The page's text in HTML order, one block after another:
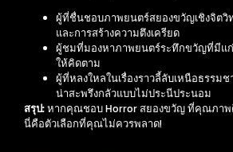
ผู้ที่ชื่นชอบภาพยนตร์สยองขวัญเชิงจิตวิ
และการสร้างความตึงเครียด
ผู้ชมที่มองหาภาพยนตร์ระทึกขวัญที่มีแก่
ให้คิดตาม
ผู้ที่หลงใหลในเรื่องราวลี้ลับเหนือธรรม
น่าสะพรึงกลัวแบบไม่ประนีประนอม
สรุป:หากคุณชอบ Horror สยองขวัญ ที่คุณภาพ
นี่คือตัวเลือกที่คุณไม่ควรพลาด!